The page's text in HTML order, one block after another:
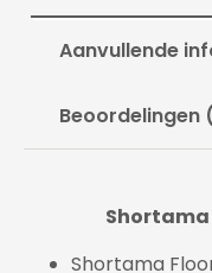
Aanvullende
Beoordelingen
Shortama